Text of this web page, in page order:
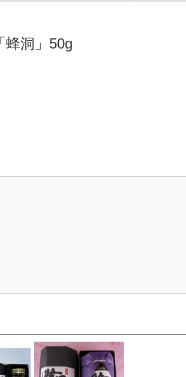
蜂洞」50g